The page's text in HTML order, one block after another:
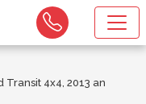
Transit 4x4, 2013 an